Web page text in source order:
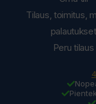
Tilaus, toimitus,
palautukset
Peru tilaus